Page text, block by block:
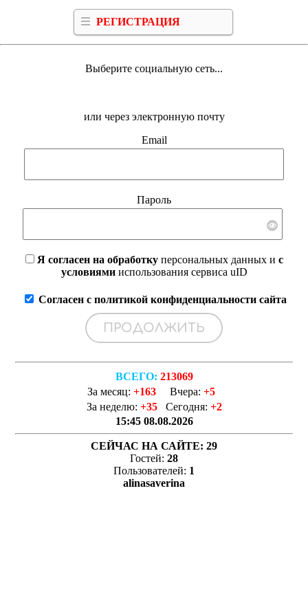
РЕГИСТРАЦИЯ
Выберите социальную сеть...
или через электронную почту
Email
Пароль
Я согласен на обработкуперсональных данных и с
условиямииспользования сервиса uID
Согласен с политикой конфиденциальности сайта
ВСЕГО: 213069
За месяц: +163 Вчера: +5
За неделю: +35 Сегодня: +2
15:45 08.08.2026
СЕЙЧАС НА САЙТЕ: 29
Гостей: 28
Пользователей: 1
alinasaverina